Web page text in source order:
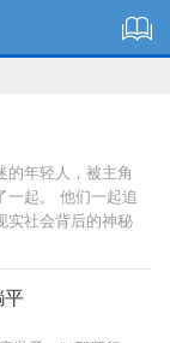
的年轻人，被主角
一起。 他们一起追
实社会背后的神秘
人联盟，大战七
，结合高科技手
苏武深陷天地大
棋子，他要与天
平